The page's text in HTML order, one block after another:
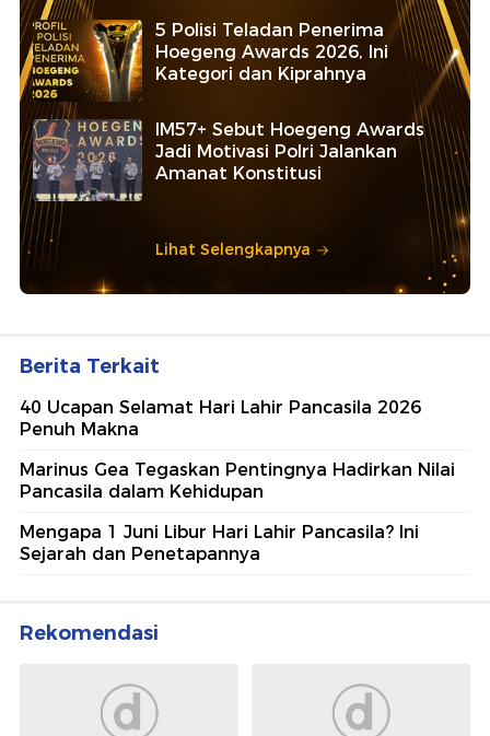
5 Polisi Teladan Penerima
Hoegeng Awards 2026, Ini
Kategori dan Kiprahnya
IM57+ Sebut Hoegeng Awards
Jadi Motivasi Polri Jalankan
Amanat Konstitusi
Lihat Selengkapnya
Berita Terkait
40 Ucapan Selamat Hari Lahir Pancasila 2026
Penuh Makna
Marinus Gea Tegaskan Pentingnya Hadirkan Nilai
Pancasila dalam Kehidupan
Mengapa 1 Juni Libur Hari Lahir Pancasila? Ini
Sejarah dan Penetapannya
Rekomendasi